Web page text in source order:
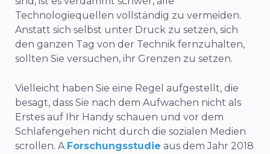
Technologiequellen vollständig zu vermeiden.
Anstatt sich selbst unter Druck zu setzen, sich
den ganzen Tag von der Technik fernzuhalten,
sollten Sie versuchen, ihr Grenzen zu setzen.
Vielleicht haben Sie eine Regel aufgestellt, die
besagt, dass Sie nach dem Aufwachen nicht als
Erstes auf Ihr Handy schauen und vor dem
Schlafengehen nicht durch die sozialen Medien
scrollen. A Forschungsstudie aus dem Jahr 2018